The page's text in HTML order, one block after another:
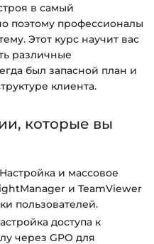
в самый
поэтому профессионалы
Этот курс научит вас
различные
был запасной план и
клиента.
которые вы
Настройка и массовое
и TeamViewer
пользователей.
доступа к
через GPO для